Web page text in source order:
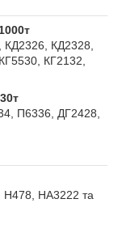
КД2328,
КГ2132,
П6336, ДГ2428,
НА3222 та